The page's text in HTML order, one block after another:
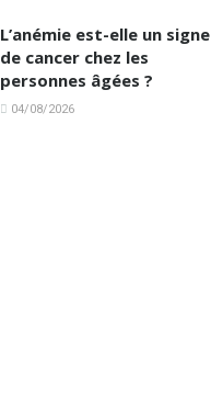
L’anémie est-elle un signe
de cancer chez les
personnes âgées ?
04/08/2026